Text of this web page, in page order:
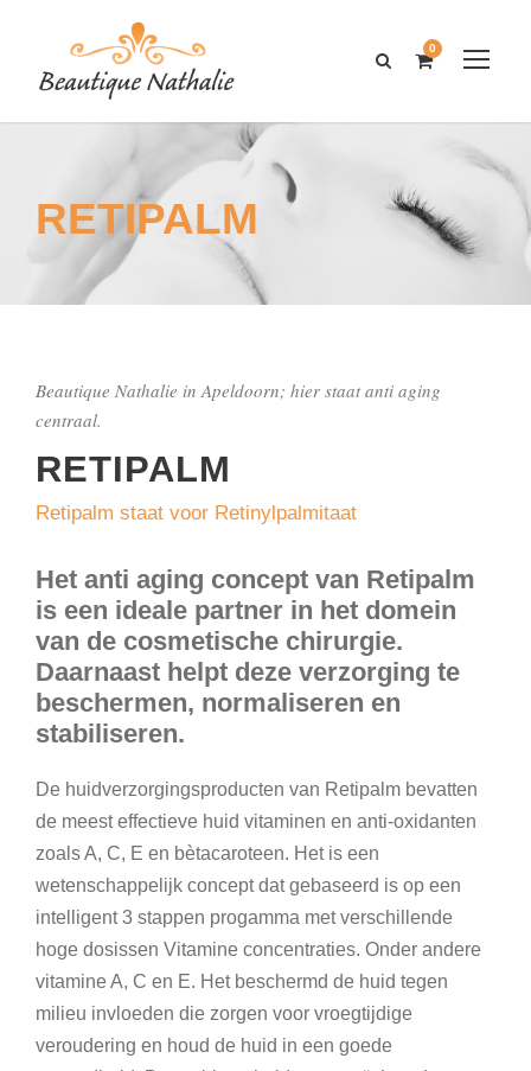
0
RETIPALM
Beautique Nathalie in Apeldoorn; hier staat anti aging
centraal.
RETIPALM
Retipalm staat voor Retinylpalmitaat
Het anti aging concept van Retipalm
is een ideale partner in het domein
van de cosmetische chirurgie.
Daarnaast helpt deze verzorging te
beschermen, normaliseren en
stabiliseren.
De huidverzorgingsproducten van Retipalm bevatten
de meest effectieve huid vitaminen en anti-oxidanten
zoals A, C, E en bètacaroteen. Het is een
wetenschappelijk concept dat gebaseerd is op een
intelligent 3 stappen progamma met verschillende
hoge dosissen Vitamine concentraties. Onder andere
vitamine A, C en E. Het beschermd de huid tegen
milieu invloeden die zorgen voor vroegtijdige
veroudering en houd de huid in een goede